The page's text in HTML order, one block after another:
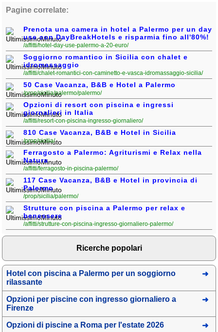
Pagine correlate:
Prenota una camera in hotel a Palermo per un day
use con DayBreakHotels e risparmia fino all'80%!
/affitti/hotel-day-use-palermo-a-20-euro/
Soggiorno romantico in Sicilia con chalet e
idromassaggio
/affitti/chalet-romantici-con-caminetto-e-vasca-idromassaggio-sicilia/
50 Case Vacanza, B&B e Hotel a Palermo
/prop/sicilia/palermo/palermo/
Opzioni di resort con piscina e ingressi
giornalieri in Italia
/affitti/resort-con-piscina-ingresso-giornaliero/
810 Case Vacanza, B&B e Hotel in Sicilia
/prop/sicilia/
Ferragosto a Palermo: Agriturismi e Relax nella
Natura
/affitti/ferragosto-in-piscina-palermo/
117 Case Vacanza, B&B e Hotel in provincia di
Palermo
/prop/sicilia/palermo/
Strutture con piscina a Palermo per relax e
benessere
/affitti/strutture-con-piscina-ingresso-giornaliero-palermo/
Ricerche popolari
Hotel con piscina a Palermo per un soggiorno
rilassante
Opzioni per piscine con ingresso giornaliero a
Firenze
Opzioni di piscine a Roma per l'estate 2026